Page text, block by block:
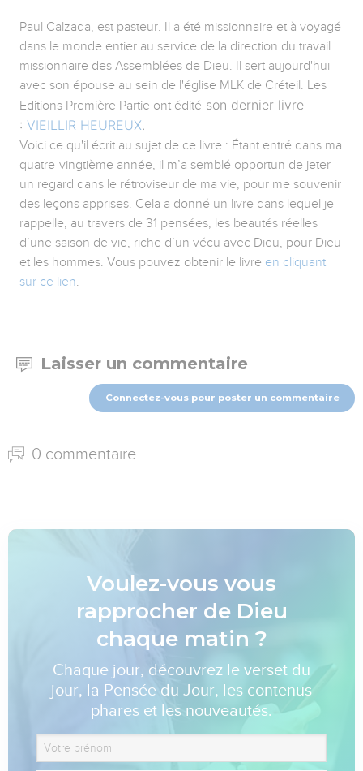
Paul Calzada, est pasteur. Il a été missionnaire et à voyagé
dans le monde entier au service de la direction du travail
missionnaire des Assemblées de Dieu. Il sert aujourd'hui
avec son épouse au sein de l'église MLK de Créteil. Les
Editions Première Partie ont édité son dernier livre
: VIEILLIR HEUREUX.
Voici ce qu'il écrit au sujet de ce livre : Étant entré dans ma
quatre-vingtième année, il m’a semblé opportun de jeter
un regard dans le rétroviseur de ma vie, pour me souvenir
des leçons apprises. Cela a donné un livre dans lequel je
rappelle, au travers de 31 pensées, les beautés réelles
d’une saison de vie, riche d’un vécu avec Dieu, pour Dieu
et les hommes. Vous pouvez obtenir le livre en cliquant
sur ce lien.
Laisser un commentaire
Connectez-vous pour poster un commentaire
0 commentaire
Voulez-vous vous
rapprocher de Dieu
chaque matin ?
Chaque jour, découvrez le verset du
jour, la Pensée du Jour, les contenus
phares et les nouveautés.